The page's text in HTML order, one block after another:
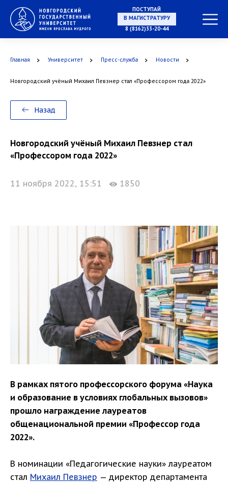
ПОСТУПАЙ
В МАГИСТРАТУРУ
8 (8162)33-20-44
Главная Университет Пресс-служба Новости
Новгородский учёный Михаил Певзнер стал «Профессором года 2022»
Назад
Новгородский учёный Михаил Певзнер стал
«Профессором года 2022»
11 ноября 2022, 15:51 1850
В рамках пятого профессорского форума «Наука
и образование в условиях глобальных вызовов»
прошло награждение лауреатов
общенациональной премии «Профессор года
2022».
В номинации «Педагогические науки» лауреатом
стал Михаил Певзнер — директор департамента